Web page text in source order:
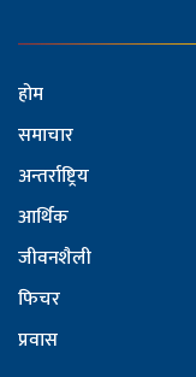
होम
समाचार
अन्तर्राष्ट्रिय
आर्थिक
जीवनशैली
फिचर
प्रवास